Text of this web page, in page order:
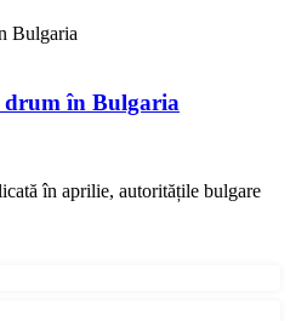
Bulgaria
drum în Bulgaria
în aprilie, autoritățile bulgare